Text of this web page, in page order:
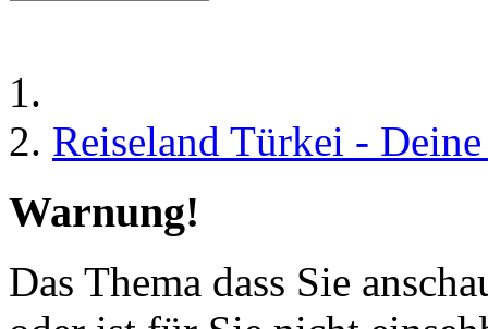
Reiseland Türkei -
Warnung!
Das Thema dass Sie